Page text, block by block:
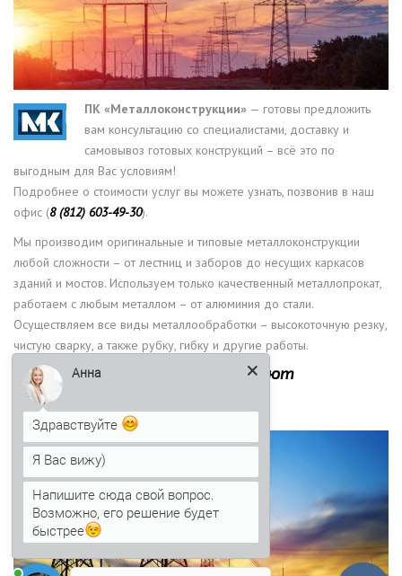
ПК «Металлоконструкции» — готовы предложить
вам консультацию со специалистами, доставку и
самовывоз готовых конструкций – всё это по
выгодным для Вас условиям!
Подробнее о стоимости услуг вы можете узнать, позвонив в наш
офис (8 (812) 603-49-30).
Мы производим оригинальные и типовые металлоконструкции
любой сложности – от лестниц и заборов до несущих каркасов
зданий и мостов. Используем только качественный металлопрокат,
работаем с любым металлом – от алюминия до стали.
Осуществляем все виды металлообработки – высокоточную резку,
чистую сварку, а также рубку, гибку и другие работы.
Для оптовых клиентов действуют
специальные предложения!
Анна
Здравствуйте
Я Вас вижу)
Напишите сюда свой вопрос.
Возможно, его решение будет
быстрее